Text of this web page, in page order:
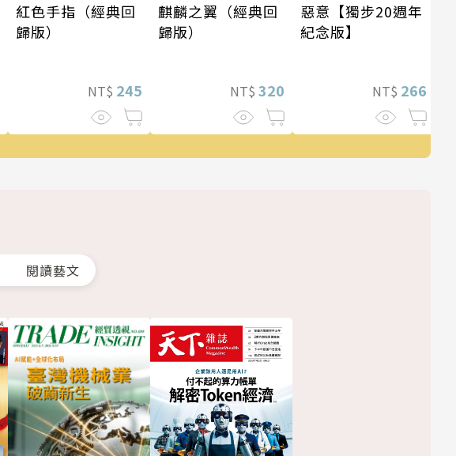
紅色手指（經典回
歸版）
NT$ 245
麒麟之翼（經典回
歸版）
NT$ 320
惡意【獨步20週年
紀念版】
NT$ 266
閱讀藝文